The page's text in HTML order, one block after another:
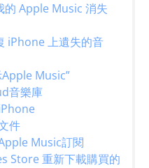
的 Apple Music 消失
iPhone 上遺失的音
Music”
音樂庫
件
Music訂閱
Store 重新下載購買的